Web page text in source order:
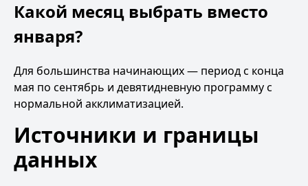
Какой месяц выбрать вместо
января?
Для большинства начинающих — период с конца
мая по сентябрь и девятидневную программу с
нормальной акклиматизацией.
Источники и границы
данных